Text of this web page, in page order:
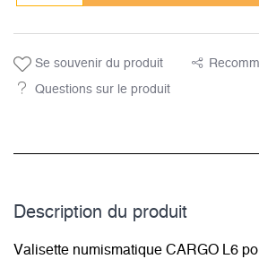
Se souvenir du produit
Questions sur le produit
Description du­ produit
Valisette numismatique CARGO L6